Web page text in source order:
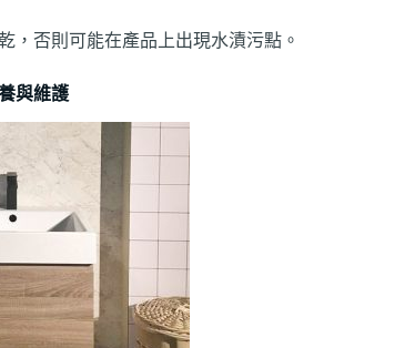
，否則可能在產品上出現水漬污點。
與維護